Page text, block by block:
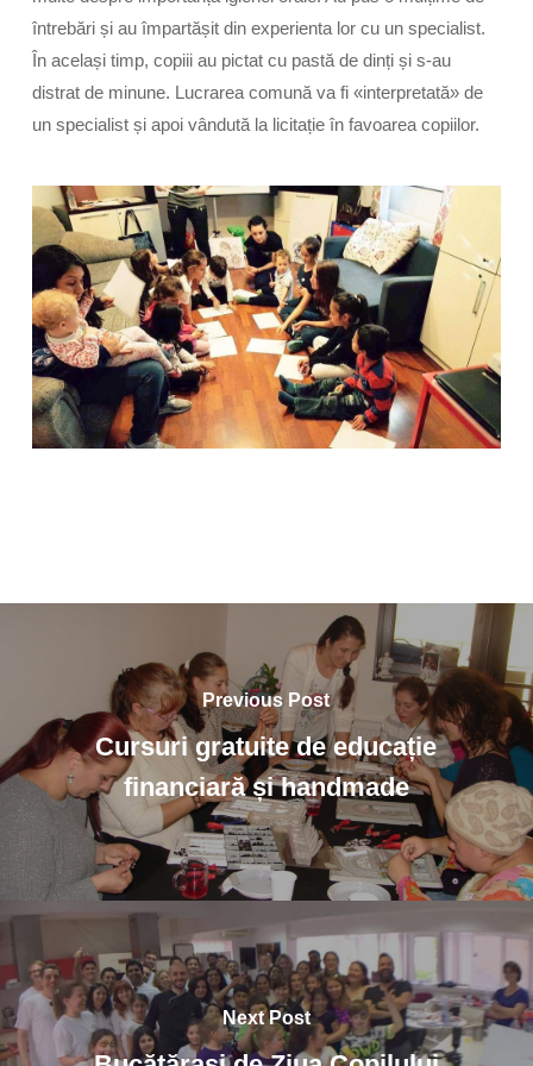
întrebări și au împartășit din experienta lor cu un specialist.
În același timp, copiii au pictat cu pastă de dinți și s-au
distrat de minune. Lucrarea comună va fi «interpretată» de
un specialist și apoi vândută la licitație în favoarea copiilor.
Previous Post
Cursuri gratuite de educație
financiară și handmade
Next Post